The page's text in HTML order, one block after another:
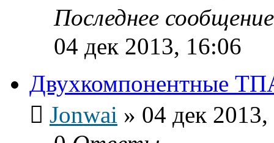
Последнее
04 дек 2013, 16:06
Двухкомпонентные
Jonwai » 04 дек